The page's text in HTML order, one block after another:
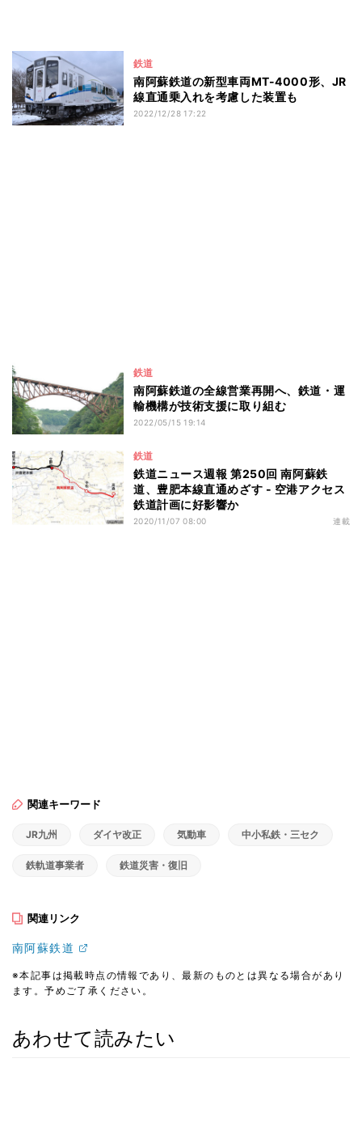
鉄道
南阿蘇鉄道の新型車両MT-4000形、JR
線直通乗入れを考慮した装置も
2022/12/28 17:22
鉄道
南阿蘇鉄道の全線営業再開へ、鉄道・運
輸機構が技術支援に取り組む
2022/05/15 19:14
鉄道
鉄道ニュース週報 第250回 南阿蘇鉄
道、豊肥本線直通めざす - 空港アクセス
鉄道計画に好影響か
2020/11/07 08:00 連載
関連キーワード
JR九州 ダイヤ改正 気動車 中小私鉄・三セク
鉄軌道事業者 鉄道災害・復旧
関連リンク
南阿蘇鉄道
※本記事は掲載時点の情報であり、最新のものとは異なる場合があり
ます。予めご了承ください。
あわせて読みたい